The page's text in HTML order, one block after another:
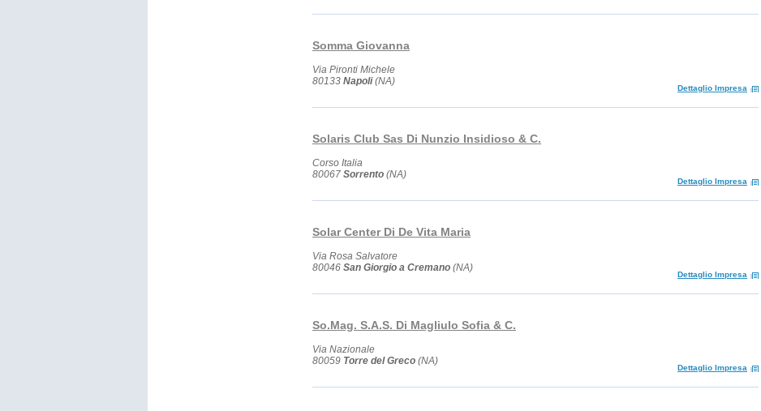
Somma Giovanna
Via Pironti Michele
80133 Napoli(NA)
Dettaglio Impresa
Solaris Club Sas Di Nunzio Insidioso & C.
Corso Italia
80067 Sorrento (NA)
Dettaglio Impresa
Solar Center Di De Vita Maria
Via Rosa Salvatore
80046 San Giorgio a Cremano (NA)
Dettaglio Impresa
So.Mag. S.A.S. Di Magliulo Sofia & C.
Via Nazionale
80059 Torre del Greco (NA)
Dettaglio Impresa